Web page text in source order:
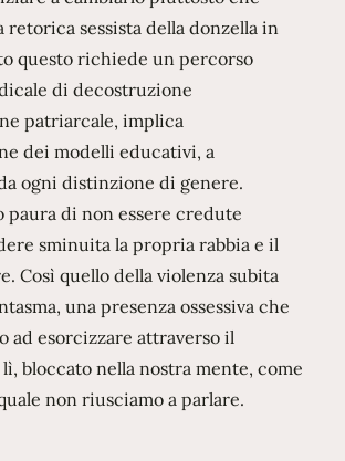
retorica sessista della donzella in
questo richiede un percorso
di decostruzione
patriarcale, implica
dei modelli educativi, a
ogni distinzione di genere.
paura di non essere credute
sminuita la propria rabbia e il
Così quello della violenza subita
una presenza ossessiva che
ad esorcizzare attraverso il
bloccato nella nostra mente, come
non riusciamo a parlare.